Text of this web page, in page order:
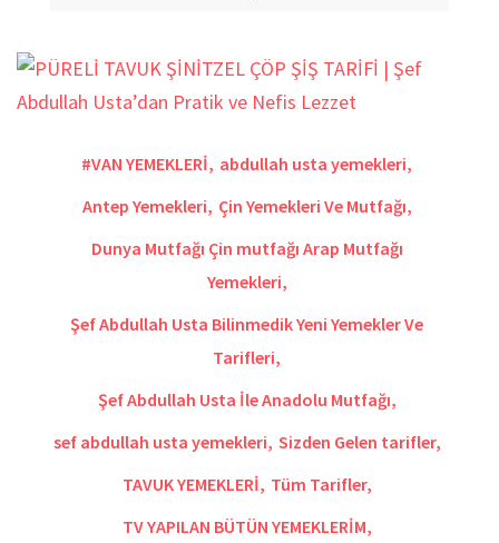
#VAN YEMEKLERİ, abdullah usta yemekleri,
Antep Yemekleri, Çin Yemekleri Ve Mutfağı,
Dunya Mutfağı Çin mutfağı Arap Mutfağı
Yemekleri,
Şef Abdullah Usta Bilinmedik Yeni Yemekler Ve
Tarifleri,
Şef Abdullah Usta İle Anadolu Mutfağı,
sef abdullah usta yemekleri, Sizden Gelen tarifler,
TAVUK YEMEKLERİ, Tüm Tarifler,
TV YAPILAN BÜTÜN YEMEKLERİM,